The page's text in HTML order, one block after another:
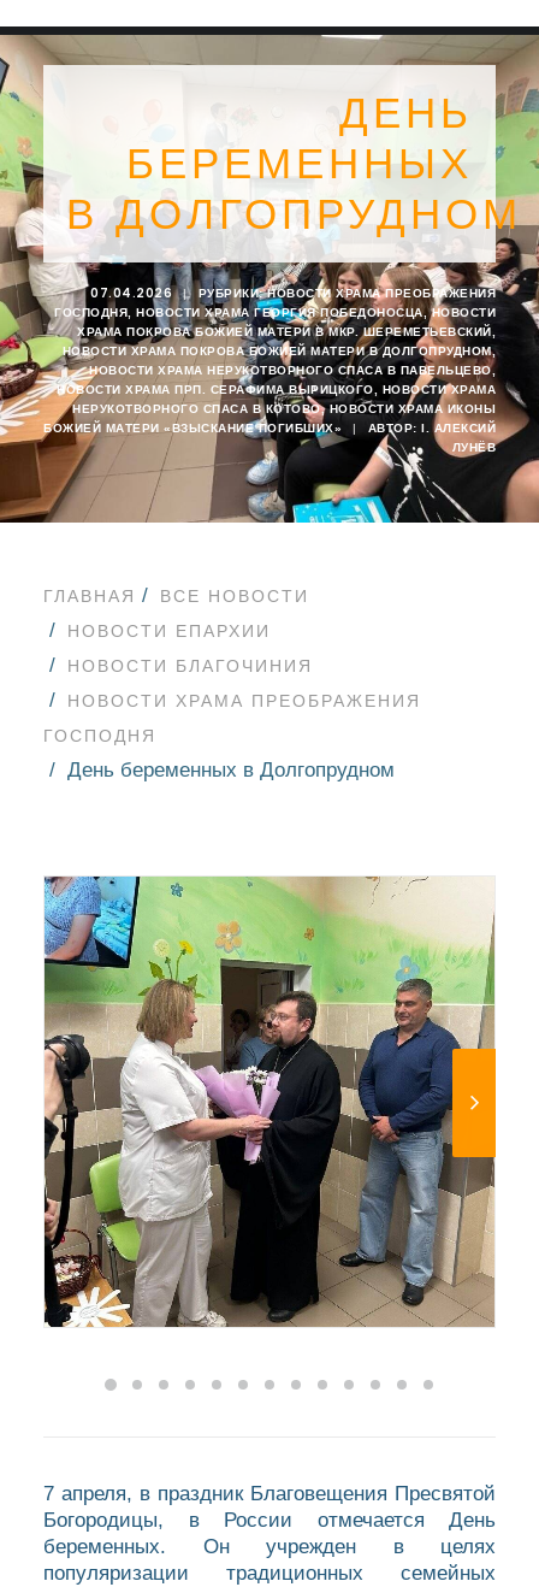
SEARCH
ДЕНЬ
БЕРЕМЕННЫХ
В ДОЛГОПРУДНОМ
07.04.2026 | РУБРИКИ:НОВОСТИ ХРАМА ПРЕОБРАЖЕНИЯ
ГОСПОДНЯ
НОВОСТИ ХРАМА ГЕОРГИЯ ПОБЕДОНОСЦА,НОВОСТИ
ХРАМА ПОКРОВА БОЖИЕЙ МАТЕРИ В МКР. ШЕРЕМЕТЬЕВСКИЙ
НОВОСТИ ХРАМА ПОКРОВА БОЖИЕЙ МАТЕРИ В ДОЛГОПРУДНОМ,
НОВОСТИ ХРАМА НЕРУКОТВОРНОГО СПАСА В ПАВЕЛЬЦЕВО,
НОВОСТИ ХРАМА ПРП. СЕРАФИМА ВЫРИЦКОГО
НОВОСТИ ХРАМА
НЕРУКОТВОРНОГО СПАСА В КОТОВО,НОВОСТИ ХРАМА ИКОНЫ
БОЖИЕЙ МАТЕРИ «ВЗЫСКАНИЕ ПОГИБШИХ»
| АВТОР: I. АЛЕКСИЙ
ЛУНЁВ
ГЛАВНАЯ
ВСЕ НОВОСТИ
НОВОСТИ ЕПАРХИИ
НОВОСТИ БЛАГОЧИНИЯ
НОВОСТИ ХРАМА ПРЕОБРАЖЕНИЯ
ГОСПОДНЯ
День беременных в Долгопрудном
7 апреля, в праздник Благовещения Пресвятой
Богородицы, в России отмечается День
беременных. Он учрежден в целях
популяризации традиционных семейных